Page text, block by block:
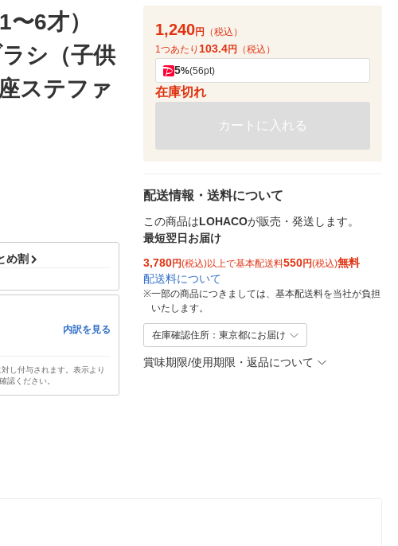
6才）
シ（子供
ステファ
め割
内訳を見る
し付与されます。表示より
認ください。
1,240円
（税込）
1つあたり 103.4円 （税込）
5%(56pt)
在庫切れ
カートに入れる
配送情報・送料について
この商品はLOHACOが販売・発送します。
最短翌日お届け
3,780円(税込)以上で基本配送料550円(税込)無料
配送料について
※一部の商品につきましては、基本配送料を当社が負担
いたします。
在庫確認住所：東京都にお届け
賞味期限/使用期限・返品について